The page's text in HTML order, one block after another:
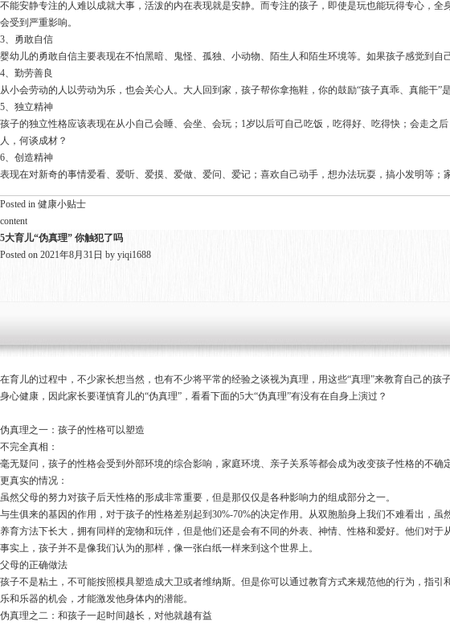
不能安静专注的人难以成就大事，活泼的内在表现就是安静。而专注的孩子，即使是玩也能玩得专心，
会受到严重影响。
3、勇敢自信
婴幼儿的勇敢自信主要表现在不怕黑暗、鬼怪、孤独、小动物、陌生人和陌生环境等。如果孩子感觉到
4、勤劳善良
从小会劳动的人以劳动为乐，也会关心人。大人回到家，孩子帮你拿拖鞋，你的鼓励“孩子真乖、真能干
5、独立精神
孩子的独立性格应该表现在从小自己会睡、会坐、会玩；1岁以后可自己吃饭，吃得好、吃得快；会走
人，何谈成材？
6、创造精神
表现在对新奇的事情爱看、爱听、爱摸、爱做、爱问、爱记；喜欢自己动手，想办法玩耍，搞小发明等；
Posted in 健康小贴士
content
5大育儿“伪真理” 你触犯了吗
Posted on 2021年8月31日 by yiqi1688
在育儿的过程中，不少家长想当然，也有不少将平常的经验之谈视为真理，用这些“真理”来教育自己的
身心健康，因此家长要谨慎育儿的“伪真理”，看看下面的5大“伪真理”有没有在自身上演过？
伪真理之一：孩子的性格可以塑造
不完全真相：
毫无疑问，孩子的性格会受到外部环境的综合影响，家庭环境、亲子关系等都会成为改变孩子性格的不确
更真实的情况：
虽然父母的努力对孩子后天性格的形成非常重要，但是那仅仅是各种影响力的组成部分之一。
与生俱来的基因的作用，对于孩子的性格差别起到30%-70%的决定作用。从双胞胎身上我们不难看出，
养育方法下长大，拥有同样的宠物和玩伴，但是他们还是会有不同的外表、神情、性格和爱好。他们对
事实上，孩子并不是像我们认为的那样，像一张白纸一样来到这个世界上。
父母的正确做法
孩子不是粘土，不可能按照模具塑造成大卫或者维纳斯。但是你可以通过教育方式来规范他的行为，指
乐和乐器的机会，才能激发他身体内的潜能。
伪真理之二：和孩子一起时间越长，对他就越有益